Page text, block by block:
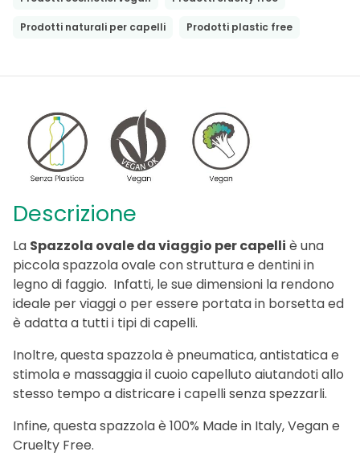
Prodotti naturali per capelli Prodotti plastic free
Descrizione
La Spazzola ovale da viaggio per capelli è una
piccola spazzola ovale con struttura e dentini in
legno di faggio. Infatti, le sue dimensioni la rendono
ideale per viaggi o per essere portata in borsetta ed
è adatta a tutti i tipi di capelli.
Inoltre, questa spazzola è pneumatica, antistatica e
stimola e massaggia il cuoio capelluto aiutandoti allo
stesso tempo a districare i capelli senza spezzarli.
Infine, questa spazzola è 100% Made in Italy, Vegan e
Cruelty Free.